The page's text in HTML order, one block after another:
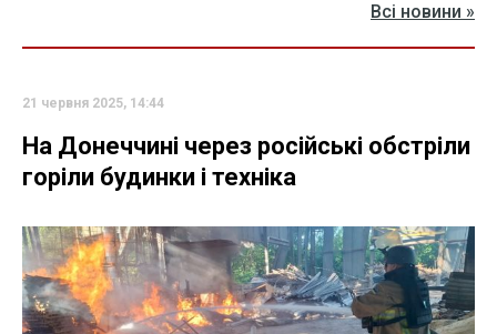
Всі новини »
21 червня 2025, 14:44
На Донеччині через російські обстріли
горіли будинки і техніка